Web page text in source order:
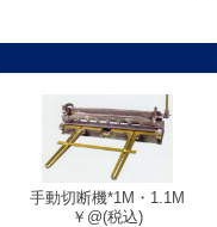
手動切断機*1M・1.1M
￥@(税込)